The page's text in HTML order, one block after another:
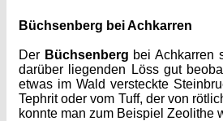
Büchsenberg bei Achkarren
Der Büchsenberg bei Achkarren
darüber liegenden Löss gut
etwas im Wald versteckte
Tephrit oder vom Tuff, der von
konnte man zum Beispiel Zeolithe